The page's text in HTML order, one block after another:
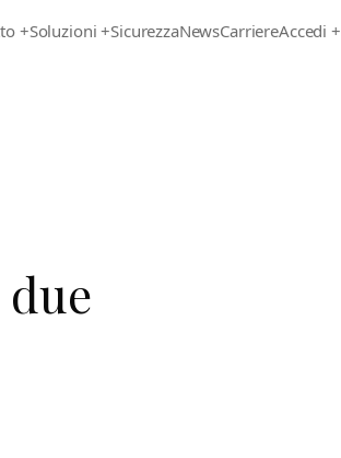
+Soluzioni +SicurezzaNewsCarriereAccedi +